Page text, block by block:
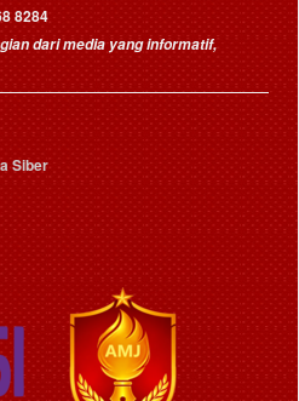
8284
dari media yang informatif,
Siber